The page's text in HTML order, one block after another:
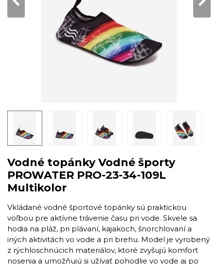
Vodné topánky Vodné športy
PROWATER PRO-23-34-109L
Multikolor
Vkládané vodné športové topánky sú praktickou
voľbou pre aktívne trávenie času pri vode. Skvele sa
hodia na pláž, pri plávaní, kajakoch, šnorchlovaní a
iných aktivitách vo vode a pri brehu. Model je vyrobený
z rýchloschnúcich materiálov, ktoré zvyšujú komfort
nosenia a umožňujú si užívať pohodlie vo vode aj po